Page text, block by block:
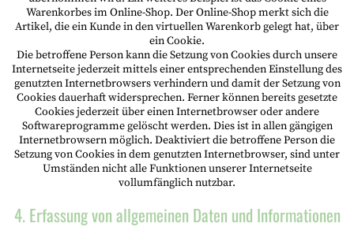
Warenkorbes im Online-Shop. Der Online-Shop merkt sich die
Artikel, die ein Kunde in den virtuellen Warenkorb gelegt hat, über
ein Cookie.
Die betroffene Person kann die Setzung von Cookies durch unsere
Internetseite jederzeit mittels einer entsprechenden Einstellung des
genutzten Internetbrowsers verhindern und damit der Setzung von
Cookies dauerhaft widersprechen. Ferner können bereits gesetzte
Cookies jederzeit über einen Internetbrowser oder andere
Softwareprogramme gelöscht werden. Dies ist in allen gängigen
Internetbrowsern möglich. Deaktiviert die betroffene Person die
Setzung von Cookies in dem genutzten Internetbrowser, sind unter
Umständen nicht alle Funktionen unserer Internetseite
vollumfänglich nutzbar.
4. Erfassung von allgemeinen Daten und Informationen